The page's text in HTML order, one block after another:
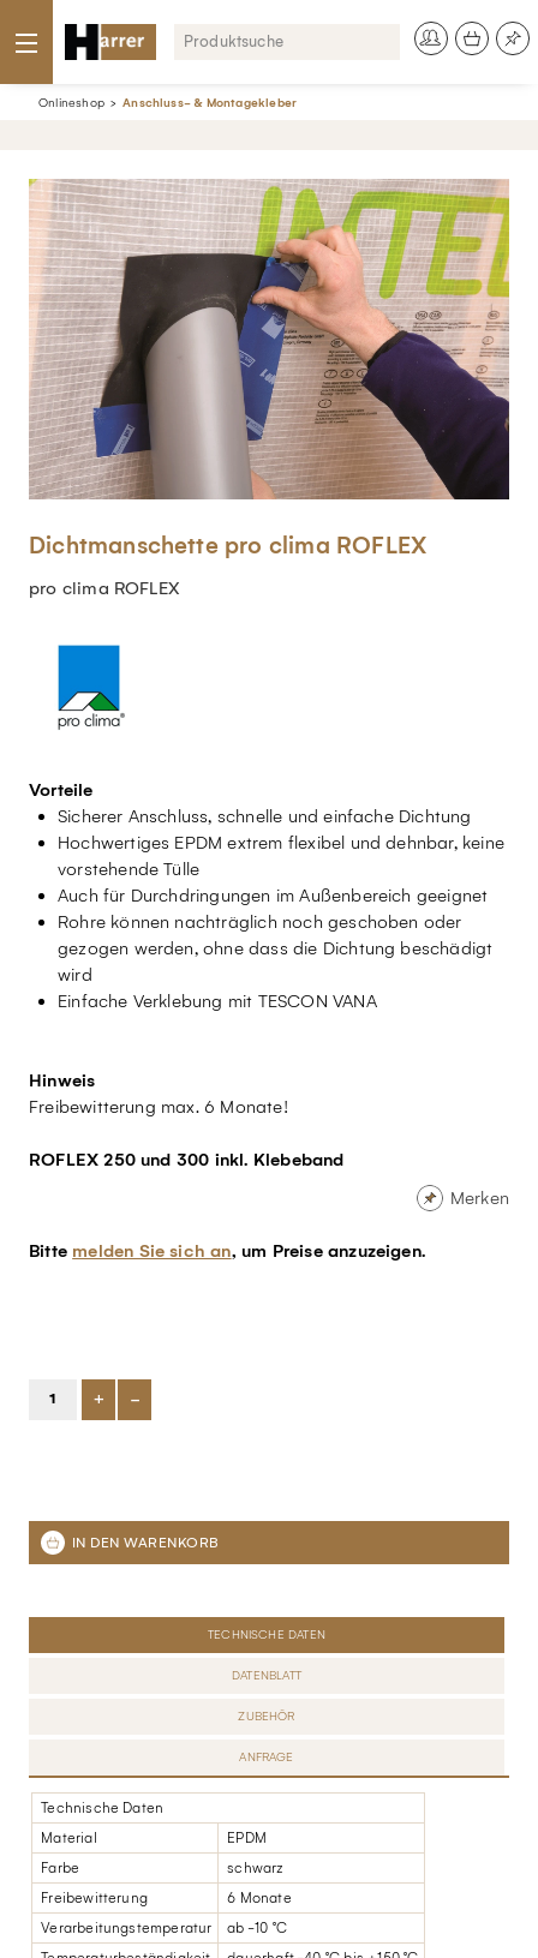
Onlineshop Anschluss- & Montagekleber
Dichtmanschette pro clima ROFLEX
pro clima ROFLEX
Vorteile
Sicherer Anschluss, schnelle und einfache Dichtung
Hochwertiges EPDM extrem flexibel und dehnbar, keine
vorstehende Tülle
Auch für Durchdringungen im Außenbereich geeignet
Rohre können nachträglich noch geschoben oder
gezogen werden, ohne dass die Dichtung beschädigt
wird
Einfache Verklebung mit TESCON VANA
Hinweis
Freibewitterung max. 6 Monate!
ROFLEX 250 und 300 inkl. Klebeband
Merken
Bitte melden Sie sich an, um Preise anzuzeigen.
+ -
TECHNISCHE DATEN
DATENBLATT
ZUBEHÖR
ANFRAGE
Technische Daten
Material
EPDM
Farbe
schwarz
Freibewitterung
6 Monate
Verarbeitungstemperatur
ab -10 °C